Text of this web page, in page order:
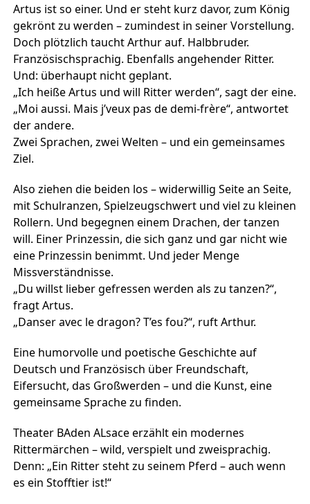
Artus ist so einer. Und er steht kurz davor, zum König
gekrönt zu werden – zumindest in seiner Vorstellung.
Doch plötzlich taucht Arthur auf. Halbbruder.
Französischsprachig. Ebenfalls angehender Ritter.
Und: überhaupt nicht geplant.
„Ich heiße Artus und will Ritter werden“, sagt der eine.
„Moi aussi. Mais j’veux pas de demi-frère“, antwortet
der andere.
Zwei Sprachen, zwei Welten – und ein gemeinsames
Ziel.
Also ziehen die beiden los – widerwillig Seite an Seite,
mit Schulranzen, Spielzeugschwert und viel zu kleinen
Rollern. Und begegnen einem Drachen, der tanzen
will. Einer Prinzessin, die sich ganz und gar nicht wie
eine Prinzessin benimmt. Und jeder Menge
Missverständnisse.
„Du willst lieber gefressen werden als zu tanzen?“,
fragt Artus.
„Danser avec le dragon? T’es fou?“, ruft Arthur.
Eine humorvolle und poetische Geschichte auf
Deutsch und Französisch über Freundschaft,
Eifersucht, das Großwerden – und die Kunst, eine
gemeinsame Sprache zu finden.
Theater BAden ALsace erzählt ein modernes
Rittermärchen – wild, verspielt und zweisprachig.
Denn: „Ein Ritter steht zu seinem Pferd – auch wenn
es ein Stofftier ist!“